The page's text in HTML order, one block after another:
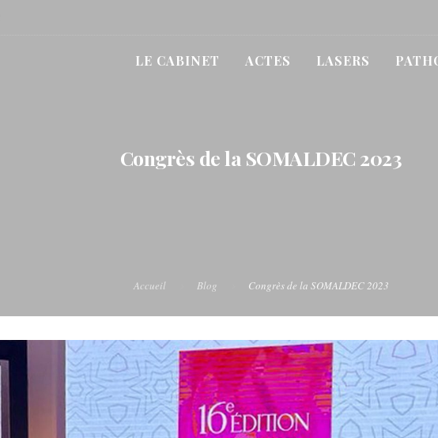
LE CABINET ACTES LASERS
Congrès de la SOMALDEC 2023
Accueil Blog Congrès de la SOMALDEC 2023